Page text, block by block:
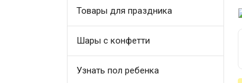
Товары для праздника
Шары с конфетти
Узнать пол ребенка